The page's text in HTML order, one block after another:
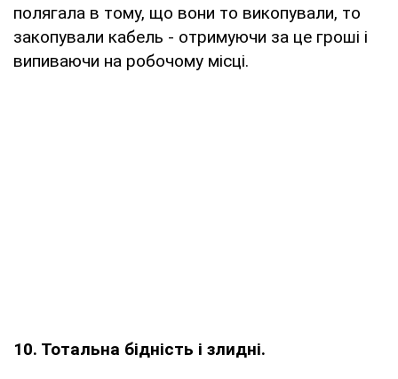
полягала в тому, що вони то викопували, то
закопували кабель - отримуючи за це гроші і
випиваючи на робочому місці.
10. Тотальна бідність і злидні.